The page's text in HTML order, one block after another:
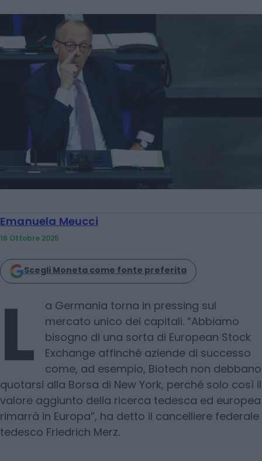
Emanuela Meucci
16 Ottobre 2025
Scegli Moneta come fonte preferita
L
a Germania torna in pressing sul
mercato unico dei capitali. “Abbiamo
bisogno di una sorta di European Stock
Exchange affinché aziende di successo
come, ad esempio, Biotech non debbano
quotarsi alla Borsa di New York, perché solo così il
valore aggiunto della ricerca tedesca ed europea
rimarrà in Europa”, ha detto il cancelliere federale
tedesco Friedrich Merz.